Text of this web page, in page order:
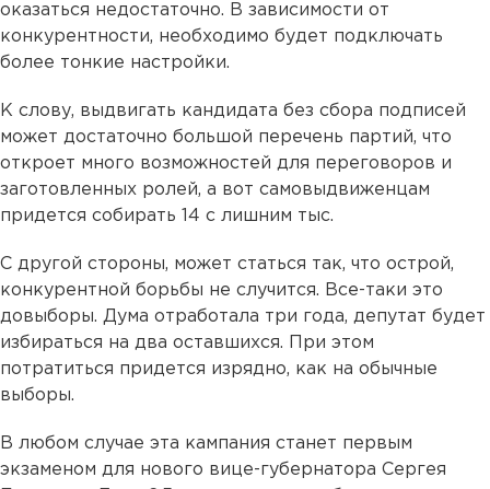
оказаться недостаточно. В зависимости от
конкурентности, необходимо будет подключать
более тонкие настройки.
К слову, выдвигать кандидата без сбора подписей
может достаточно большой перечень партий, что
откроет много возможностей для переговоров и
заготовленных ролей, а вот самовыдвиженцам
придется собирать 14 с лишним тыс.
С другой стороны, может статься так, что острой,
конкурентной борьбы не случится. Все-таки это
довыборы. Дума отработала три года, депутат будет
избираться на два оставшихся. При этом
потратиться придется изрядно, как на обычные
выборы.
В любом случае эта кампания станет первым
экзаменом для нового вице-губернатора Сергея